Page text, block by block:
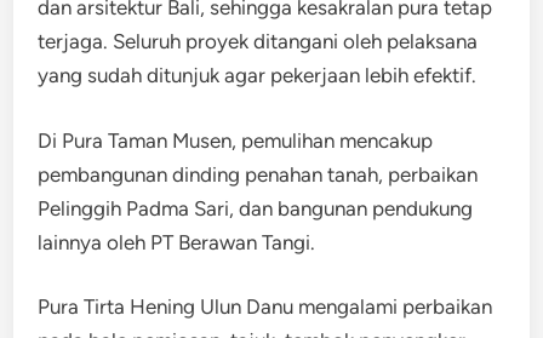
dan arsitektur Bali, sehingga kesakralan pura tetap
terjaga. Seluruh proyek ditangani oleh pelaksana
yang sudah ditunjuk agar pekerjaan lebih efektif.
Di Pura Taman Musen, pemulihan mencakup
pembangunan dinding penahan tanah, perbaikan
Pelinggih Padma Sari, dan bangunan pendukung
lainnya oleh PT Berawan Tangi.
Pura Tirta Hening Ulun Danu mengalami perbaikan